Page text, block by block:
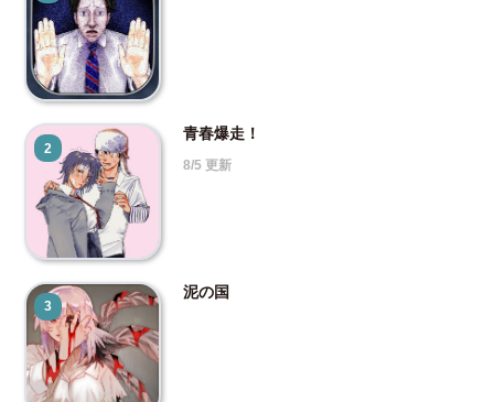
2
青春爆走！
8/5 更新
3
泥の国